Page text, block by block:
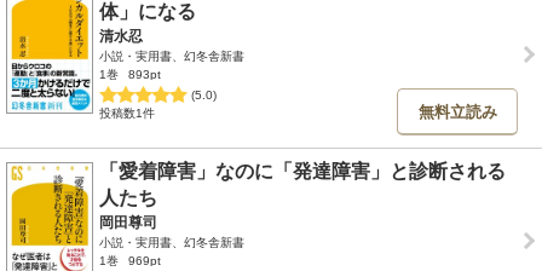
体」になる
清水忍
小説・実用書、幻冬舎新書
1巻
893pt
(5.0)
投稿数1件
無料立読み
「愛着障害」なのに「発達障害」と診断される
人たち
岡田尊司
小説・実用書、幻冬舎新書
1巻
969pt